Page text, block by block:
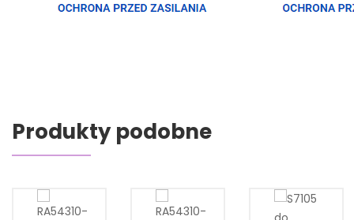
Produkty podobne